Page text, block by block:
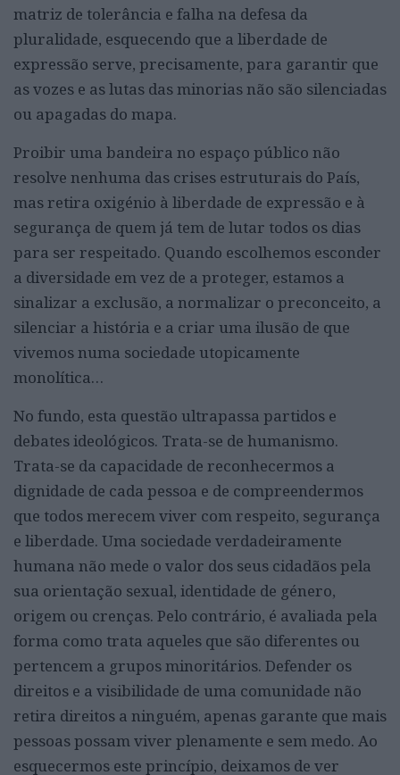
matriz de tolerância e falha na defesa da
pluralidade, esquecendo que a liberdade de
expressão serve, precisamente, para garantir que
as vozes e as lutas das minorias não são silenciadas
ou apagadas do mapa.
Proibir uma bandeira no espaço público não
resolve nenhuma das crises estruturais do País,
mas retira oxigénio à liberdade de expressão e à
segurança de quem já tem de lutar todos os dias
para ser respeitado. Quando escolhemos esconder
a diversidade em vez de a proteger, estamos a
sinalizar a exclusão, a normalizar o preconceito, a
silenciar a história e a criar uma ilusão de que
vivemos numa sociedade utopicamente
monolítica…
No fundo, esta questão ultrapassa partidos e
debates ideológicos. Trata-se de humanismo.
Trata-se da capacidade de reconhecermos a
dignidade de cada pessoa e de compreendermos
que todos merecem viver com respeito, segurança
e liberdade. Uma sociedade verdadeiramente
humana não mede o valor dos seus cidadãos pela
sua orientação sexual, identidade de género,
origem ou crenças. Pelo contrário, é avaliada pela
forma como trata aqueles que são diferentes ou
pertencem a grupos minoritários. Defender os
direitos e a visibilidade de uma comunidade não
retira direitos a ninguém, apenas garante que mais
pessoas possam viver plenamente e sem medo. Ao
esquecermos este princípio, deixamos de ver